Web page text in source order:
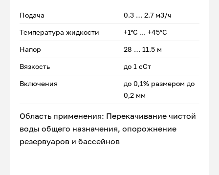
Подача 0.3 … 2.7 м3/ч
Температура жидкости +1°С ... +45°С
Напор 28 … 11.5 м
Вязкость до 1 сСт
Включения
до 0,1% размером до
0,2 мм
Область применения: Перекачивание чистой
воды общего назначения, опорожнение
резервуаров и бассейнов